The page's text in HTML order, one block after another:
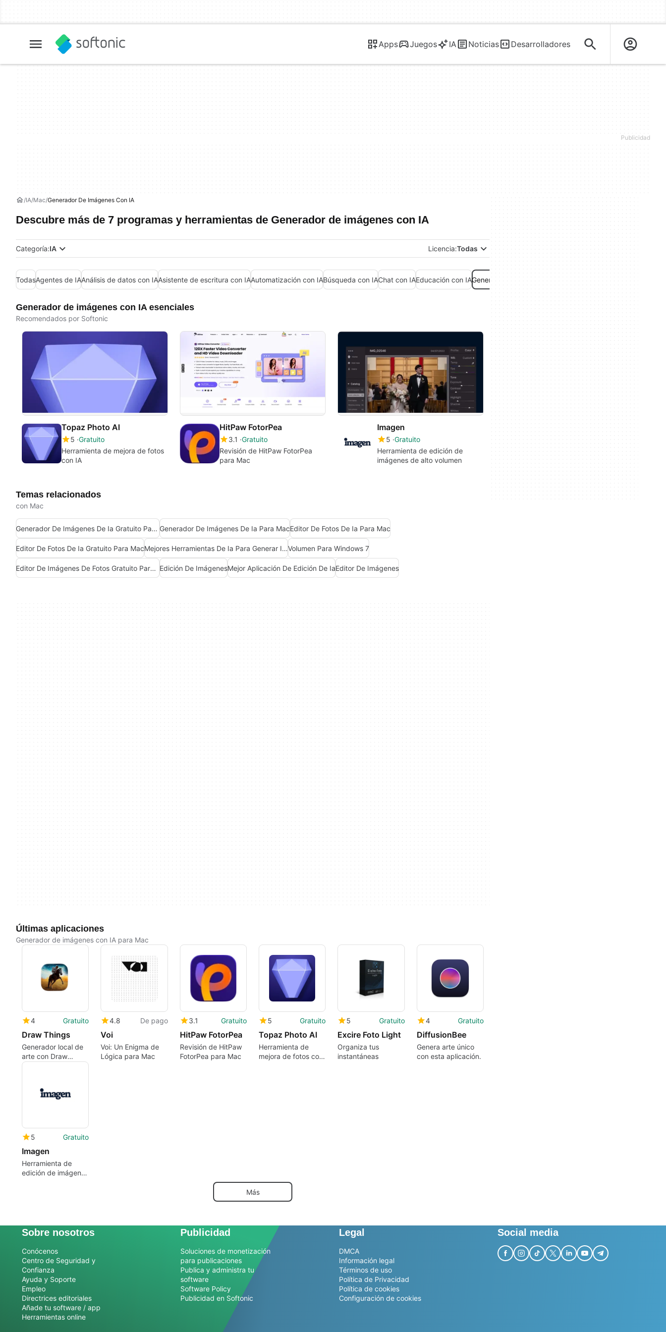
Apps Juegos IA Noticias Desarrolladores
IA Mac Generador De Imágenes Con IA
Descubre más de 7 programas y herramientas de Generador de imágenes con IA
Categoría:IA Licencia:Todas
TodasAgentes de IAAnálisis de datos con IAAsistente de escritura con IAAutomatización con IABúsqueda con IAChat con IAEducación con IAGenerador de imágenes con IA
Generador de imágenes con IA esenciales
Recomendados por Softonic
Topaz Photo AI
5 Gratuito
Herramienta de mejora de fotos
con IA
HitPaw FotorPea
3.1 Gratuito
Revisión de HitPaw FotorPea
para Mac
Imagen
5 Gratuito
Herramienta de edición de
imágenes de alto volumen
Temas relacionados
con Mac
Generador De Imágenes De Ia Gratuito Para Mac Generador De Imágenes De Ia Para MacEditor De Fotos De Ia Para Mac
Editor De Fotos De Ia Gratuito Para Mac Mejores Herramientas De Ia Para Generar ImágenesVolumen Para Windows 7
Editor De Imágenes De Fotos Gratuito Para Mac Edición De ImágenesMejor Aplicación De Edición De IaEditor De Imágenes
Últimas aplicaciones
Generador de imágenes con IA para Mac
4 Gratuito
Draw Things
Generador local de
arte con Draw
Things
4.8 De pago
Voi
Voi: Un Enigma de
Lógica para Mac
3.1 Gratuito
HitPaw FotorPea
Revisión de HitPaw
FotorPea para Mac
5 Gratuito
Topaz Photo AI
Herramienta de
mejora de fotos con
5 Gratuito
Excire Foto Light
Organiza tus
instantáneas
4 Gratuito
DiffusionBee
Genera arte único
con esta aplicación.
5 Gratuito
Imagen
Herramienta de
edición de imágenes
Más
Sobre nosotros
Conócenos
Centro de Seguridad y
Confianza
Ayuda y Soporte
Empleo
Directrices editoriales
Añade tu software / app
Herramientas online
Publicidad
Soluciones de monetización
para publicaciones
Publica y administra tu
software
Software Policy
Publicidad en Softonic
Legal
DMCA
Información legal
Términos de uso
Política de Privacidad
Política de cookies
Configuración de cookies
Social media